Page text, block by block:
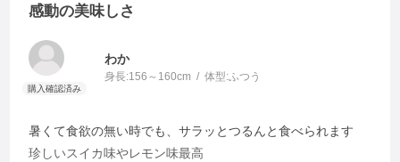
感動の美味しさ
わか
身長:156～160cm 体型:ふつう
暑くて食欲の無い時でも、サラッとつるんと食べられます
珍しいスイカ味やレモン味最高